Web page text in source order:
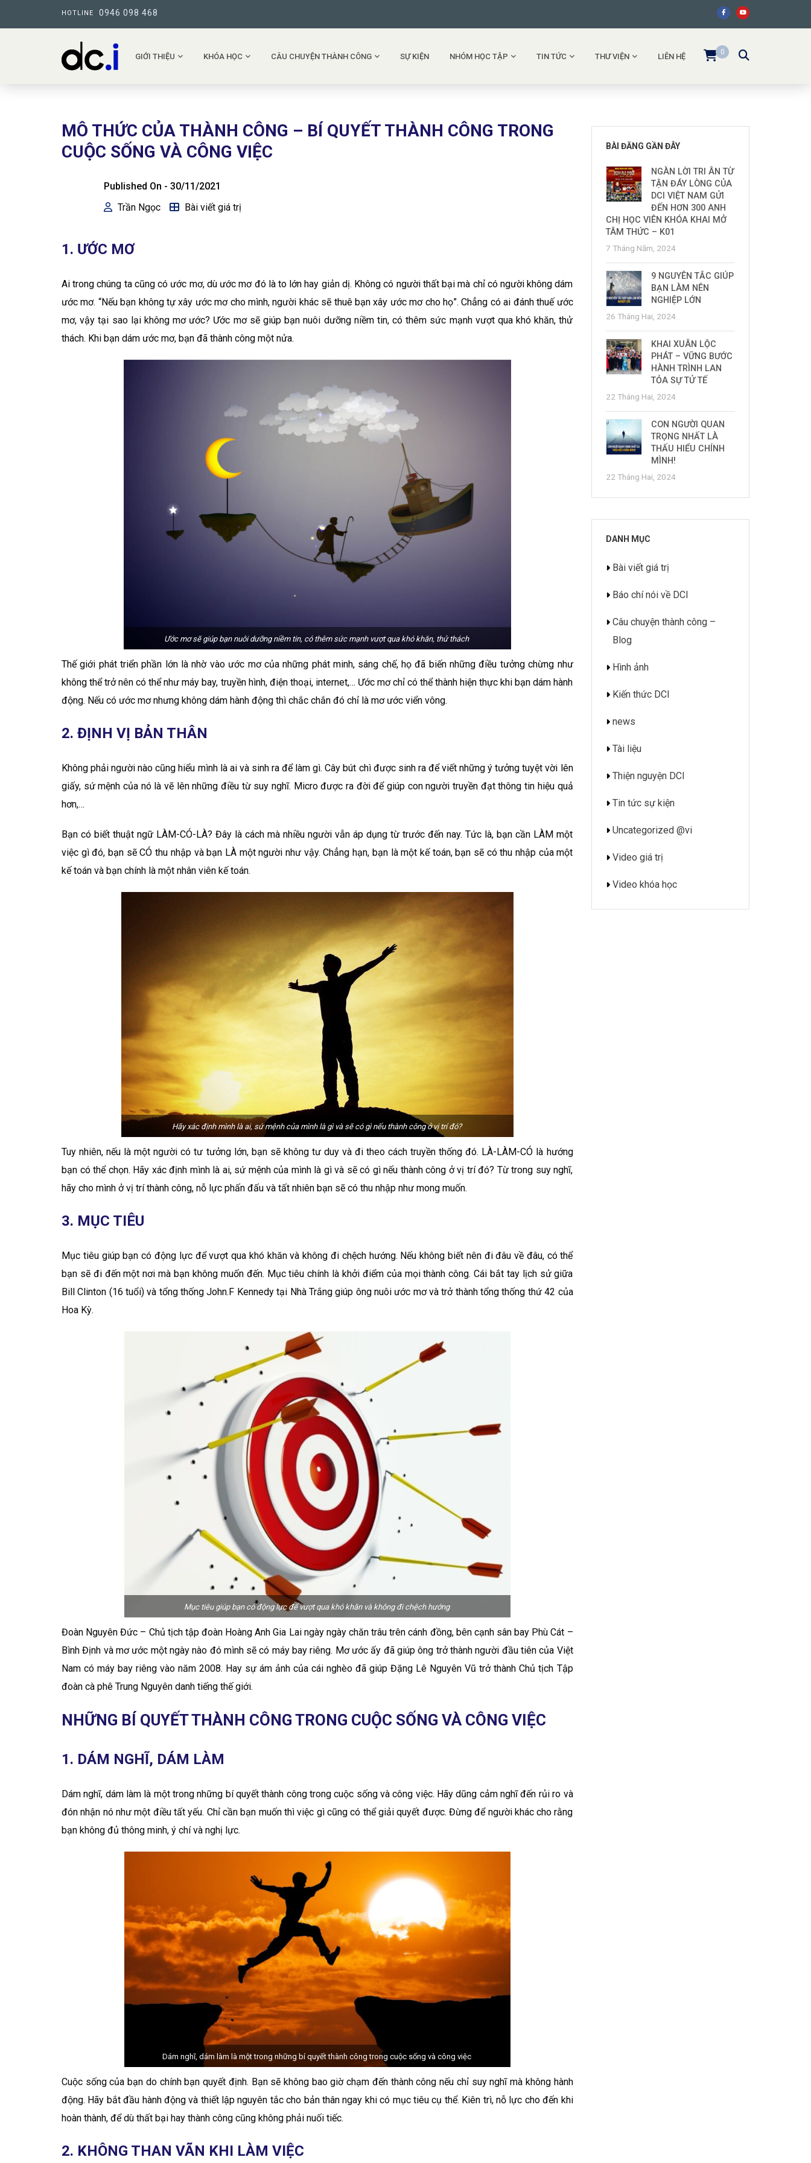
HOTLINE 0946 098 468
0
GIỚI THIỆU KHÓA HỌC CÂU CHUYỆN THÀNH CÔNG SỰ KIỆN NHÓM HỌC TẬP TIN TỨC THƯ VIỆN LIÊN HỆ
MÔ THỨC CỦA THÀNH CÔNG – BÍ QUYẾT THÀNH CÔNG TRONG
CUỘC SỐNG VÀ CÔNG VIỆC
Published On - 30/11/2021
Trần Ngọc
Bài viết giá trị
1. ƯỚC MƠ
Ai trong chúng ta cũng có ước mơ, dù ước mơ đó là to lớn hay giản dị. Không có người thất bại mà chỉ có người không dám
ước mơ. “Nếu bạn không tự xây ước mơ cho mình, người khác sẽ thuê bạn xây ước mơ cho họ”. Chẳng có ai đánh thuế ước
mơ, vậy tại sao lại không mơ ước? Ước mơ sẽ giúp bạn nuôi dưỡng niềm tin, có thêm sức mạnh vượt qua khó khăn, thử
thách. Khi bạn dám ước mơ, bạn đã thành công một nửa.
Ước mơ sẽ giúp bạn nuôi dưỡng niềm tin, có thêm sức mạnh vượt qua khó khăn, thử thách
Thế giới phát triển phần lớn là nhờ vào ước mơ của những phát minh, sáng chế, họ đã biến những điều tưởng chừng như
không thể trở nên có thể như máy bay, truyền hình, điện thoại, internet,… Ước mơ chỉ có thể thành hiện thực khi bạn dám hành
động. Nếu có ước mơ nhưng không dám hành động thì chắc chắn đó chỉ là mơ ước viển vông.
2. ĐỊNH VỊ BẢN THÂN
Không phải người nào cũng hiểu mình là ai và sinh ra để làm gì. Cây bút chì được sinh ra để viết những ý tưởng tuyệt vời lên
giấy, sứ mệnh của nó là vẽ lên những điều từ suy nghĩ. Micro được ra đời để giúp con người truyền đạt thông tin hiệu quả
hơn,…
Bạn có biết thuật ngữ LÀM-CÓ-LÀ? Đây là cách mà nhiều người vẫn áp dụng từ trước đến nay. Tức là, bạn cần LÀM một
việc gì đó, bạn sẽ CÓ thu nhập và bạn LÀ một người như vậy. Chẳng hạn, bạn là một kế toán, bạn sẽ có thu nhập của một
kế toán và bạn chính là một nhân viên kế toán.
Hãy xác định mình là ai, sứ mệnh của mình là gì và sẽ có gì nếu thành công ở vị trí đó?
Tuy nhiên, nếu là một người có tư tưởng lớn, bạn sẽ không tư duy và đi theo cách truyền thống đó. LÀ-LÀM-CÓ là hướng
bạn có thể chọn. Hãy xác định mình là ai, sứ mệnh của mình là gì và sẽ có gì nếu thành công ở vị trí đó? Từ trong suy nghĩ,
hãy cho mình ở vị trí thành công, nỗ lực phấn đấu và tất nhiên bạn sẽ có thu nhập như mong muốn.
3. MỤC TIÊU
Mục tiêu giúp bạn có động lực để vượt qua khó khăn và không đi chệch hướng. Nếu không biết nên đi đâu về đâu, có thể
bạn sẽ đi đến một nơi mà bạn không muốn đến. Mục tiêu chính là khởi điểm của mọi thành công. Cái bắt tay lịch sử giữa
Bill Clinton (16 tuổi) và tổng thống John.F Kennedy tại Nhà Trắng giúp ông nuôi ước mơ và trở thành tổng thống thứ 42 của
Hoa Kỳ.
Mục tiêu giúp bạn có động lực để vượt qua khó khăn và không đi chệch hướng
Đoàn Nguyên Đức – Chủ tịch tập đoàn Hoàng Anh Gia Lai ngày ngày chăn trâu trên cánh đồng, bên cạnh sân bay Phù Cát –
Bình Định và mơ ước một ngày nào đó mình sẽ có máy bay riêng. Mơ ước ấy đã giúp ông trở thành người đầu tiên của Việt
Nam có máy bay riêng vào năm 2008. Hay sự ám ảnh của cái nghèo đã giúp Đặng Lê Nguyên Vũ trở thành Chủ tịch Tập
đoàn cà phê Trung Nguyên danh tiếng thế giới.
NHỮNG BÍ QUYẾT THÀNH CÔNG TRONG CUỘC SỐNG VÀ CÔNG VIỆC
1. DÁM NGHĨ, DÁM LÀM
Dám nghĩ, dám làm là một trong những bí quyết thành công trong cuộc sống và công việc. Hãy dũng cảm nghĩ đến rủi ro và
đón nhận nó như một điều tất yếu. Chỉ cần bạn muốn thì việc gì cũng có thể giải quyết được. Đừng để người khác cho rằng
bạn không đủ thông minh, ý chí và nghị lực.
Dám nghĩ, dám làm là một trong những bí quyết thành công trong cuộc sống và công việc
Cuộc sống của bạn do chính bạn quyết định. Bạn sẽ không bao giờ chạm đến thành công nếu chỉ suy nghĩ mà không hành
động. Hãy bắt đầu hành động và thiết lập nguyên tắc cho bản thân ngay khi có mục tiêu cụ thể. Kiên trì, nỗ lực cho đến khi
hoàn thành, để dù thất bại hay thành công cũng không phải nuối tiếc.
2. KHÔNG THAN VÃN KHI LÀM VIỆC
BÀI ĐĂNG GẦN ĐÂY
NGÀN LỜI TRI ÂN TỪ
TẬN ĐÁY LÒNG CỦA
DCI VIỆT NAM GỬI
ĐẾN HƠN 300 ANH
CHỊ HỌC VIÊN KHÓA KHAI MỞ
TÂM THỨC – K01
7 Tháng Năm, 2024
9 NGUYÊN TẮC GIÚP
BẠN LÀM NÊN
NGHIỆP LỚN
26 Tháng Hai, 2024
KHAI XUÂN LỘC
PHÁT – VỮNG BƯỚC
HÀNH TRÌNH LAN
TỎA SỰ TỬ TẾ
22 Tháng Hai, 2024
CON NGƯỜI QUAN
TRỌNG NHẤT LÀ
THẤU HIỂU CHÍNH
MÌNH!
22 Tháng Hai, 2024
DANH MỤC
Bài viết giá trị
Báo chí nói về DCI
Câu chuyện thành công –
Blog
Hình ảnh
Kiến thức DCI
news
Tài liệu
Thiện nguyện DCI
Tin tức sự kiện
Uncategorized @vi
Video giá trị
Video khóa học